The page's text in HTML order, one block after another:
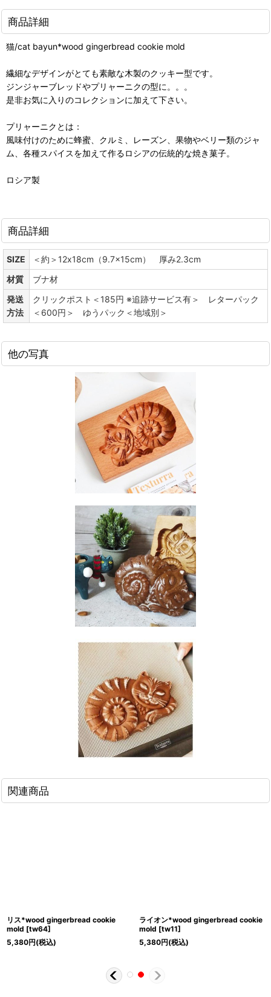
商品詳細
猫/cat bayun*wood gingerbread cookie mold
繊細なデザインがとても素敵な木製のクッキー型です。
ジンジャーブレッドやプリャーニクの型に。。。
是非お気に入りのコレクションに加えて下さい。
プリャーニクとは：
風味付けのために蜂蜜、クルミ、レーズン、果物やベリー類のジャ
ム、各種スパイスを加えて作るロシアの伝統的な焼き菓子。
ロシア製
商品詳細
SIZE
＜約＞12x18cm（9.7x15cm） 厚み2.3cm
材質
ブナ材
発送
方法
クリックポスト＜185円 ※追跡サービス有＞ レターパック
＜600円＞ ゆうパック＜地域別＞
他の写真
関連商品
リス*wood gingerbread cookie
mold [tw64]
5,380円(税込)
ライオン*wood gingerbread cookie
mold [tw11]
5,380円(税込)